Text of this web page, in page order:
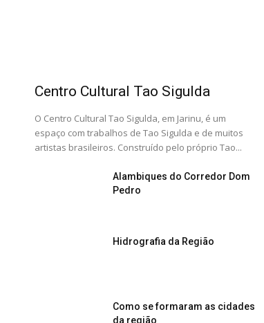
Centro Cultural Tao Sigulda
O Centro Cultural Tao Sigulda, em Jarinu, é um
espaço com trabalhos de Tao Sigulda e de muitos
artistas brasileiros. Construído pelo próprio Tao...
Alambiques do Corredor Dom
Pedro
Hidrografia da Região
Como se formaram as cidades
da região